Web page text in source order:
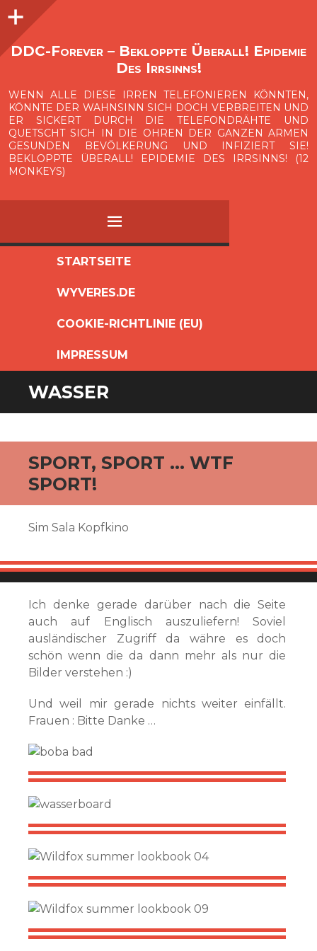
O
p
e
n
i
d
e
b
a
DDC-Forever – Bekloppte Überall! Epidemie
Des Irrsinns!
WENN ALLE DIESE IRREN TELEFONIEREN KÖNNTEN,
KÖNNTE DER WAHNSINN SICH DOCH VERBREITEN UND
ER SICKERT DURCH DIE TELEFONDRÄHTE UND
QUETSCHT SICH IN DIE OHREN DER GANZEN ARMEN
GESUNDEN BEVÖLKERUNG UND INFIZIERT SIE!
BEKLOPPTE ÜBERALL! EPIDEMIE DES IRRSINNS! (12
MONKEYS)
MENÜ
SPRINGEN
STARTSEITE
WYVERES.DE
COOKIE-RICHTLINIE (EU)
IMPRESSUM
Seitenleiste
WASSER
SPORT, SPORT … WTF
SPORT!
Sim Sala Kopfkino
Ich denke gerade darüber nach die Seite
auch auf Englisch auszuliefern! Soviel
ausländischer Zugriff da währe es doch
schön wenn die da dann mehr als nur die
Bilder verstehen :)
Und weil mir gerade nichts weiter einfällt.
Frauen : Bitte Danke …